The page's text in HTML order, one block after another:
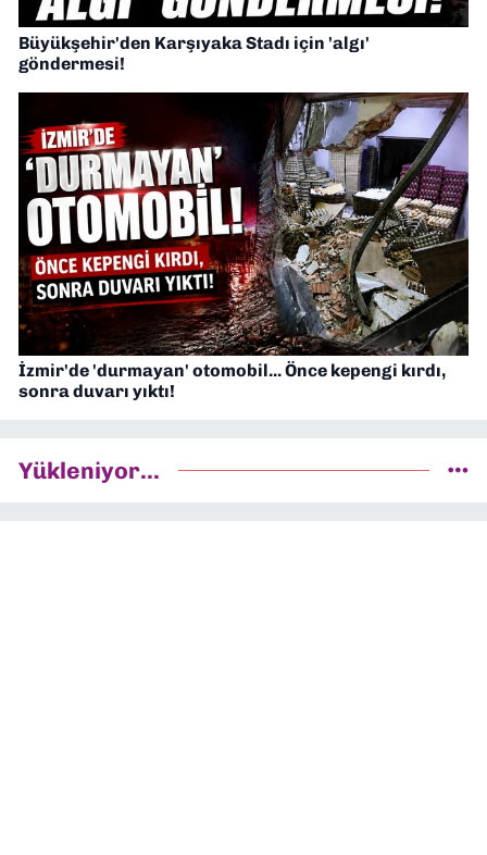
Büyükşehir'den Karşıyaka Stadı için 'algı'
göndermesi!
İzmir'de 'durmayan' otomobil... Önce kepengi kırdı,
sonra duvarı yıktı!
Yükleniyor...